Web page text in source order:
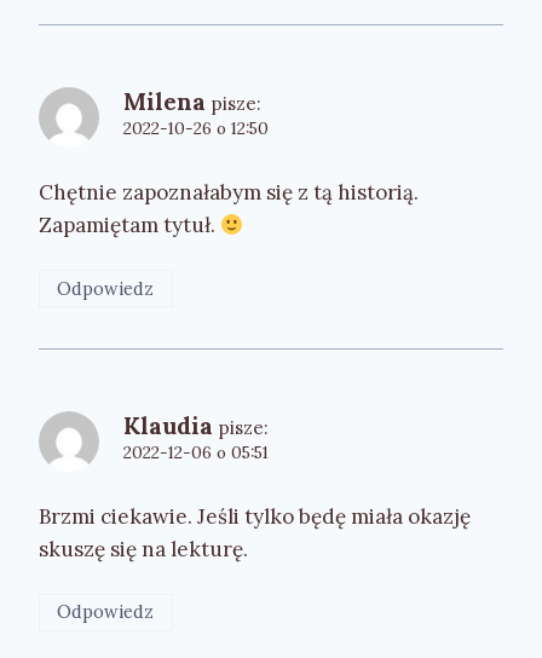
Milena pisze:
2022-10-26 o 12:50
Chętnie zapoznałabym się z tą historią.
Zapamiętam tytuł.
Odpowiedz
Klaudia pisze:
2022-12-06 o 05:51
Brzmi ciekawie. Jeśli tylko będę miała okazję
skuszę się na lekturę.
Odpowiedz